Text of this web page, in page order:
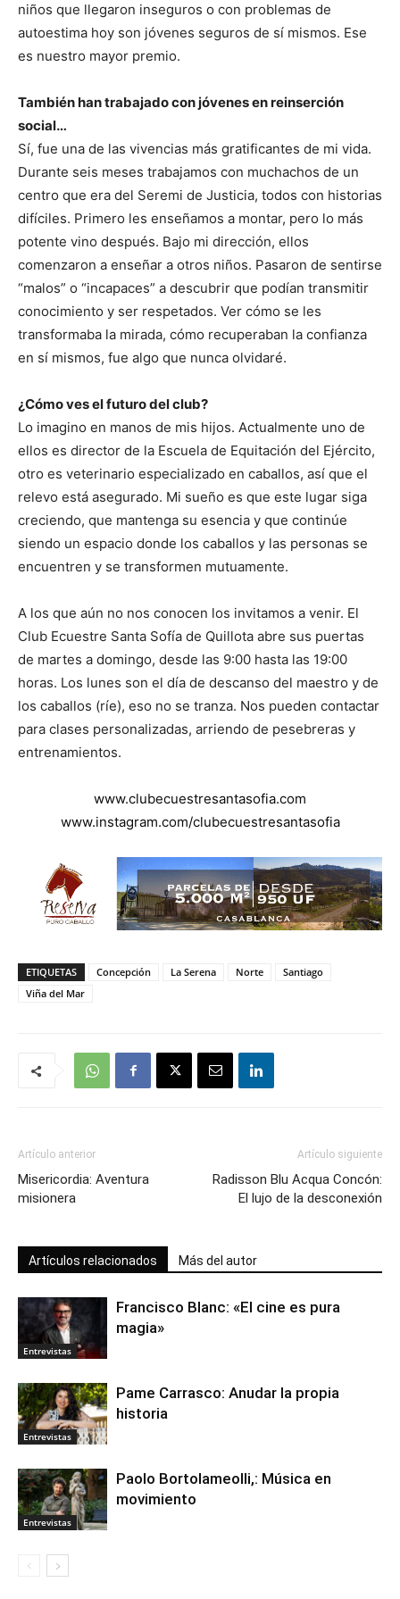
niños que llegaron inseguros o con problemas de
autoestima hoy son jóvenes seguros de sí mismos. Ese
es nuestro mayor premio.
También han trabajado con jóvenes en reinserción
social…
Sí, fue una de las vivencias más gratificantes de mi vida.
Durante seis meses trabajamos con muchachos de un
centro que era del Seremi de Justicia, todos con historias
difíciles. Primero les enseñamos a montar, pero lo más
potente vino después. Bajo mi dirección, ellos
comenzaron a enseñar a otros niños. Pasaron de sentirse
“malos” o “incapaces” a descubrir que podían transmitir
conocimiento y ser respetados. Ver cómo se les
transformaba la mirada, cómo recuperaban la confianza
en sí mismos, fue algo que nunca olvidaré.
¿Cómo ves el futuro del club?
Lo imagino en manos de mis hijos. Actualmente uno de
ellos es director de la Escuela de Equitación del Ejército,
otro es veterinario especializado en caballos, así que el
relevo está asegurado. Mi sueño es que este lugar siga
creciendo, que mantenga su esencia y que continúe
siendo un espacio donde los caballos y las personas se
encuentren y se transformen mutuamente.
A los que aún no nos conocen los invitamos a venir. El
Club Ecuestre Santa Sofía de Quillota abre sus puertas
de martes a domingo, desde las 9:00 hasta las 19:00
horas. Los lunes son el día de descanso del maestro y de
los caballos (ríe), eso no se tranza. Nos pueden contactar
para clases personalizadas, arriendo de pesebreras y
entrenamientos.
www.clubecuestresantasofia.com
www.instagram.com/clubecuestresantasofia
ETIQUETAS Concepción La Serena Norte
Santiago
Viña del Mar
Artículo anterior
Misericordia: Aventura
misionera
Artículo siguiente
Radisson Blu Acqua Concón:
El lujo de la desconexión
Artículos relacionados Más del autor
Entrevistas
Francisco Blanc: «El cine es pura
magia»
Entrevistas
Pame Carrasco: Anudar la propia
historia
Entrevistas
Paolo Bortolameolli,: Música en
movimiento